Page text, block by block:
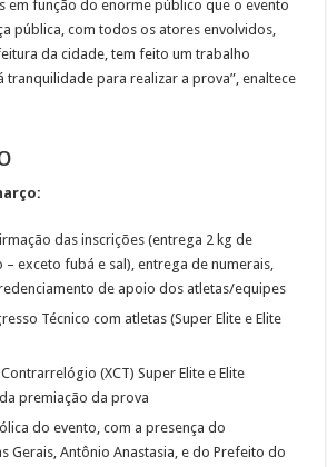
em função do enorme público que o evento
pública, com todos os atores envolvidos,
da cidade, tem feito um trabalho
tranquilidade para realizar a prova”, enaltece
das inscrições (entrega 2 kg de
exceto fubá e sal), entrega de numerais,
de apoio dos atletas/equipes
Técnico com atletas (Super Elite e Elite
(XCT) Super Elite e Elite
premiação da prova
do evento, com a presença do
Gerais, Antônio Anastasia, e do Prefeito do